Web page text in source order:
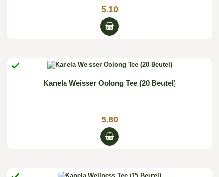
5.10

Kanela Weisser Oolong Tee (20 Beutel)
5.80